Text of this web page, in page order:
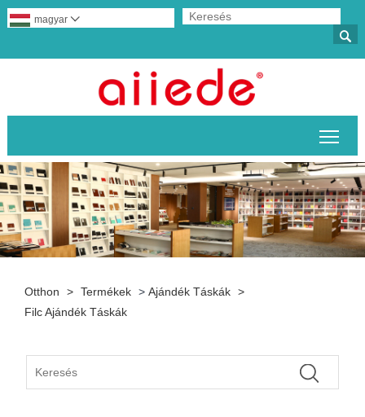

magyar 
Otthon > Termékek >Ajándék Táskák >
Filc Ajándék Táskák